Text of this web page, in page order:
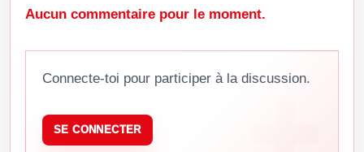
Aucun commentaire pour le moment.
Connecte-toi pour participer à la discussion.
SE CONNECTER